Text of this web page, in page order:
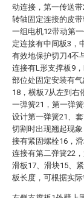
动连接，第一传送
转轴固定连接的皮
一组电机12带动第
定连接有中间板3，
有效地保护切刀4不
连接有L形支撑板9
部位处固定安装有
18，横板7从左到右
一弹簧21，第一弹
设计第一弹簧21、
切割时出现翘起现
接有紧固螺栓16，
连接有第二弹簧22
滑板17、滑块15、
板长度，可根据实际